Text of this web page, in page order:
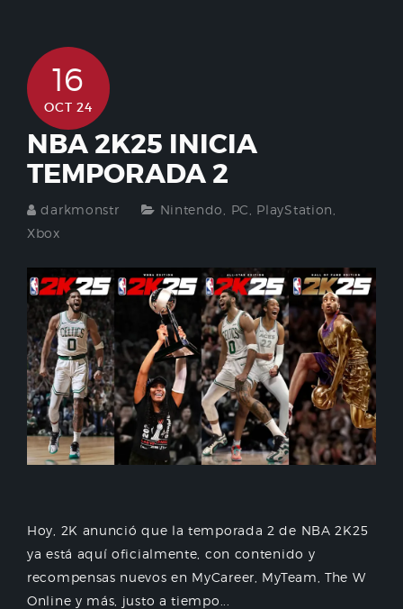
16
OCT 24
NBA 2K25 INICIA
TEMPORADA 2
darkmonstr Nintendo PC PlayStation
Xbox
Hoy, 2K anunció que la temporada 2 de NBA 2K25
ya está aquí oficialmente, con contenido y
recompensas nuevos en MyCareer, MyTeam, The W
Online y más, justo a tiempo...